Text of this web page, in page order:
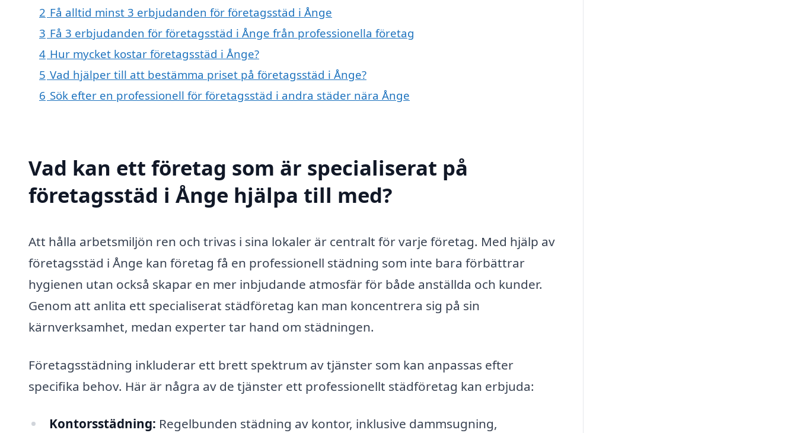
2 Få alltid minst 3 erbjudanden för företagsstäd i Ånge
3 Få 3 erbjudanden för företagsstäd i Ånge från professionella företag
4 Hur mycket kostar företagsstäd i Ånge?
5 Vad hjälper till att bestämma priset på företagsstäd i Ånge?
6 Sök efter en professionell för företagsstäd i andra städer nära Ånge
Vad kan ett företag som är specialiserat på
företagsstäd i Ånge hjälpa till med?
Att hålla arbetsmiljön ren och trivas i sina lokaler är centralt för varje företag. Med hjälp av
företagsstäd i Ånge kan företag få en professionell städning som inte bara förbättrar
hygienen utan också skapar en mer inbjudande atmosfär för både anställda och kunder.
Genom att anlita ett specialiserat städföretag kan man koncentrera sig på sin
kärnverksamhet, medan experter tar hand om städningen.
Företagsstädning inkluderar ett brett spektrum av tjänster som kan anpassas efter
specifika behov. Här är några av de tjänster ett professionellt städföretag kan erbjuda:
Kontorsstädning: Regelbunden städning av kontor, inklusive dammsugning,